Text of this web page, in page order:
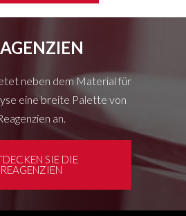
neben dem Material für
eine breite Palette von
an.
SIE DIE
REAGENZIEN